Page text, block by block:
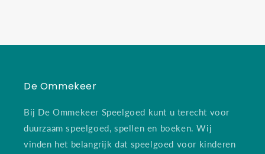
De Ommekeer
Bij De Ommekeer Speelgoed kunt u terecht voor
duurzaam speelgoed, spellen en boeken. Wij
vinden het belangrijk dat speelgoed voor kinderen